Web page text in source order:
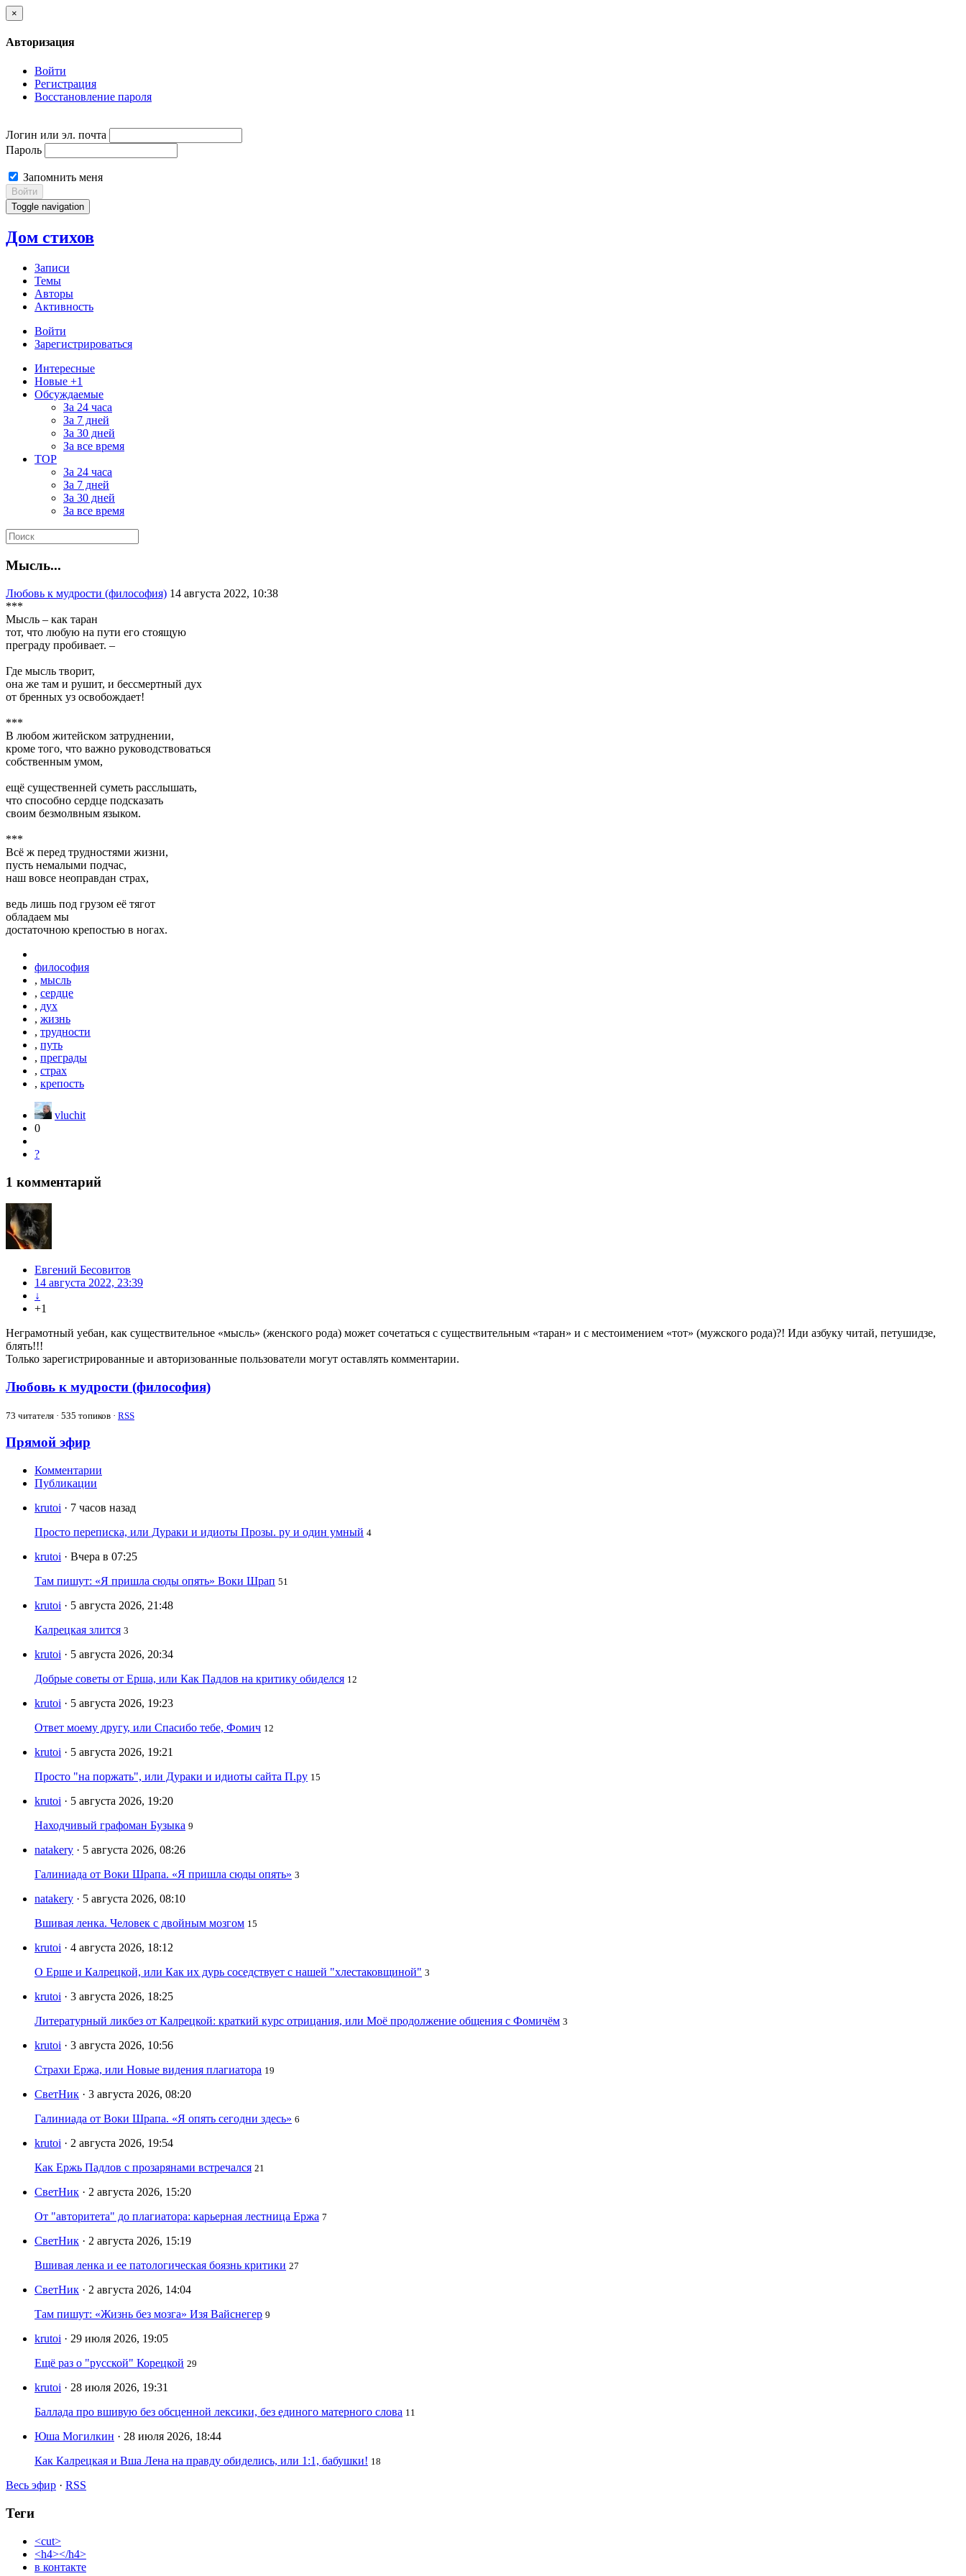
×
Авторизация
Войти
Регистрация
Восстановление пароля
Логин или эл. почта
Пароль
Запомнить меня
Войти
Toggle navigation
Дом стихов
Записи
Темы
Авторы
Активность
Войти
Зарегистрироваться
Интересные
Новые +1
Обсуждаемые
За 24 часа
За 7 дней
За 30 дней
За все время
TOP
За 24 часа
За 7 дней
За 30 дней
За все время
Мысль...
Любовь к мудрости (философия) 14 августа 2022, 10:38
***
Мысль – как таран
тот, что любую на пути его стоящую
преграду пробивает. –
Где мысль творит,
она же там и рушит, и бессмертный дух
от бренных уз освобождает!
***
В любом житейском затруднении,
кроме того, что важно руководствоваться
собственным умом,
ещё существенней суметь расслышать,
что способно сердце подсказать
своим безмолвным языком.
***
Всё ж перед трудностями жизни,
пусть немалыми подчас,
наш вовсе неоправдан страх,
ведь лишь под грузом её тягот
обладаем мы
достаточною крепостью в ногах.
философия
, мысль
, сердце
, дух
, жизнь
, трудности
, путь
, преграды
, страх
, крепость
vluchit
0
?
1 комментарий
Евгений Бесовитов
14 августа 2022, 23:39
↓
+1
Неграмотный уебан, как существительное «мысль» (женского рода) может сочетаться с существительным «таран» и с местоимением «тот» (мужского рода)?! Иди азбуку читай, петушидзе,
блять!!!
Только зарегистрированные и авторизованные пользователи могут оставлять комментарии.
Любовь к мудрости (философия)
73 читателя · 535 топиков · RSS
Прямой эфир
Комментарии
Публикации
krutoi · 7 часов назад
Просто переписка, или Дураки и идиоты Прозы. ру и один умный 4
krutoi · Вчера в 07:25
Там пишут: «Я пришла сюды опять» Воки Шрап 51
krutoi · 5 августа 2026, 21:48
Калрецкая злится 3
krutoi · 5 августа 2026, 20:34
Добрые советы от Ерша, или Как Падлов на критику обиделся 12
krutoi · 5 августа 2026, 19:23
Ответ моему другу, или Спасибо тебе, Фомич 12
krutoi · 5 августа 2026, 19:21
Просто "на поржать", или Дураки и идиоты сайта П.ру 15
krutoi · 5 августа 2026, 19:20
Находчивый графоман Бузыка 9
natakery · 5 августа 2026, 08:26
Галиниада от Воки Шрапа. «Я пришла сюды опять» 3
natakery · 5 августа 2026, 08:10
Вшивая ленка. Человек с двойным мозгом 15
krutoi · 4 августа 2026, 18:12
О Ерше и Калрецкой, или Как их дурь соседствует с нашей "хлестаковщиной" 3
krutoi · 3 августа 2026, 18:25
Литературный ликбез от Калрецкой: краткий курс отрицания, или Моё продолжение общения с Фомичём 3
krutoi · 3 августа 2026, 10:56
Страхи Ержа, или Новые видения плагиатора 19
СветНик · 3 августа 2026, 08:20
Галиниада от Воки Шрапа. «Я опять сегодни здесь» 6
krutoi · 2 августа 2026, 19:54
Как Ержь Падлов с прозарянами встречался 21
СветНик · 2 августа 2026, 15:20
От "авторитета" до плагиатора: карьерная лестница Ержа 7
СветНик · 2 августа 2026, 15:19
Вшивая ленка и ее патологическая боязнь критики 27
СветНик · 2 августа 2026, 14:04
Там пишут: «Жизнь без мозга» Изя Вайснегер 9
krutoi · 29 июля 2026, 19:05
Ещё раз о "русской" Корецкой 29
krutoi · 28 июля 2026, 19:31
Баллада про вшивую без обсценной лексики, без единого матерного слова 11
Юша Могилкин · 28 июля 2026, 18:44
Как Калрецкая и Вша Лена на правду обиделись, или 1:1, бабушки! 18
Весь эфир · RSS
Теги
<cut>
<h4></h4>
в контакте